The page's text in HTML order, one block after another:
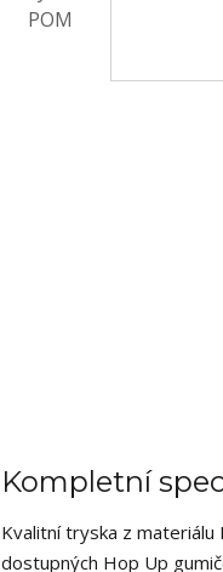
Kompletní
Kvalitní tryska z materiálu
dostupných Hop Up